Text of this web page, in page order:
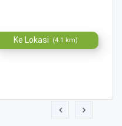
Ke Lokasi (4.1 km)